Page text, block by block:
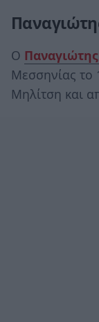
Ο
Μεσσηνίας το
Μηλίτση και